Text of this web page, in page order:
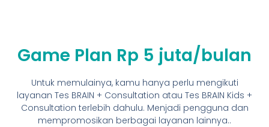
Game Plan Rp 5 juta/bulan
Untuk memulainya, kamu hanya perlu mengikuti
layanan Tes BRAIN + Consultation atau Tes BRAIN Kids +
Consultation terlebih dahulu. Menjadi pengguna dan
mempromosikan berbagai layanan lainnya..